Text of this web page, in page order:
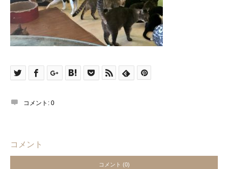
コメント: 0
コメント
コメント (0)